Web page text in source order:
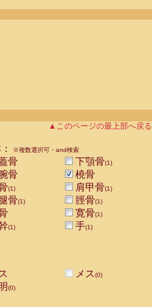
▲このページの最上部へ戻る
※複数選択可・and検索
骨 下顎骨(1)
骨
橈骨
(1) 肩甲骨(1)
骨(1) 脛骨(1)
寛骨(1)
(1) 手(1)
メス(0)
(0)